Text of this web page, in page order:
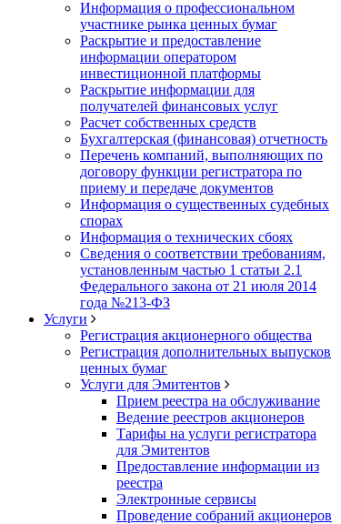
Информация о профессиональном
участнике рынка ценных бумаг
Раскрытие и предоставление
информации оператором
инвестиционной платформы
Раскрытие информации для
получателей финансовых услуг
Расчет собственных средств
Бухгалтерская (финансовая) отчетность
Перечень компаний, выполняющих по
договору функции регистратора по
приему и передаче документов
Информация о существенных судебных
спорах
Информация о технических сбоях
Сведения о соответствии требованиям,
установленным частью 1 статьи 2.1
Федерального закона от 21 июля 2014
года №213-ФЗ
Услуги
Регистрация акционерного общества
Регистрация дополнительных выпусков
ценных бумаг
Услуги для Эмитентов
Прием реестра на обслуживание
Ведение реестров акционеров
Тарифы на услуги регистратора
для Эмитентов
Предоставление информации из
реестра
Электронные сервисы
Проведение собраний акционеров